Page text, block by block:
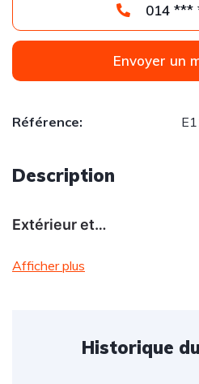
Envoyer un
Référence:
Description
Extérieur et…
Afficher plus
Historique